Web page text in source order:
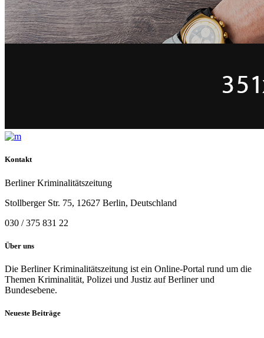
Kontakt
Berliner Kriminalitätszeitung
Stollberger Str. 75, 12627 Berlin, Deutschland
030 / 375 831 22
Über uns
Die Berliner Kriminalitätszeitung ist ein Online-Portal rund um die
Themen Kriminalität, Polizei und Justiz auf Berliner und
Bundesebene.
Neueste Beiträge